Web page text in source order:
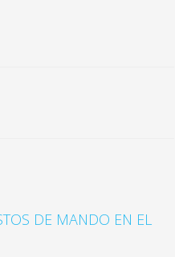
DE MANDO EN EL